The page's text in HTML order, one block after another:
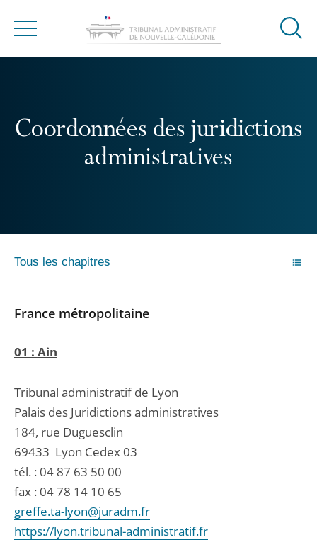
Menu
Ouvrir
Coordonnées des juridictions
administratives
Tous les chapitres
France métropolitaine
01 : Ain
Tribunal administratif de Lyon
Palais des Juridictions administratives
184, rue Duguesclin
69433 Lyon Cedex 03
tél. : 04 87 63 50 00
fax : 04 78 14 10 65
greffe.ta-lyon@juradm.fr
https://lyon.tribunal-administratif.fr